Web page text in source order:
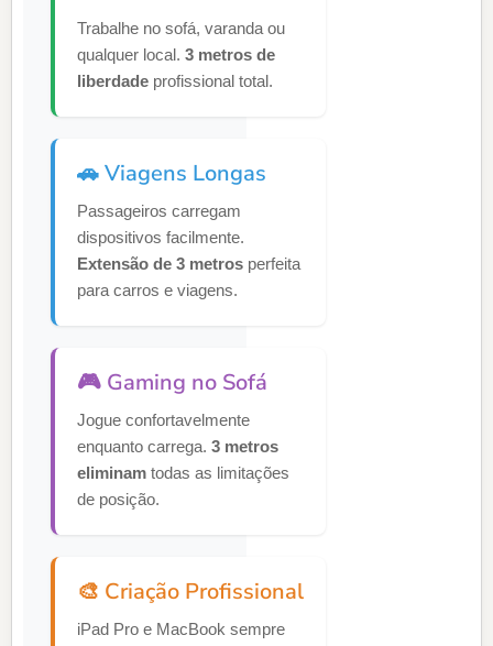
Trabalhe no sofá, varanda ou
qualquer local. 3 metros de
liberdade profissional total.
🚗 Viagens Longas
Passageiros carregam
dispositivos facilmente.
Extensão de 3 metros perfeita
para carros e viagens.
🎮 Gaming no Sofá
Jogue confortavelmente
enquanto carrega. 3 metros
eliminam todas as limitações
de posição.
🎨 Criação Profissional
iPad Pro e MacBook sempre